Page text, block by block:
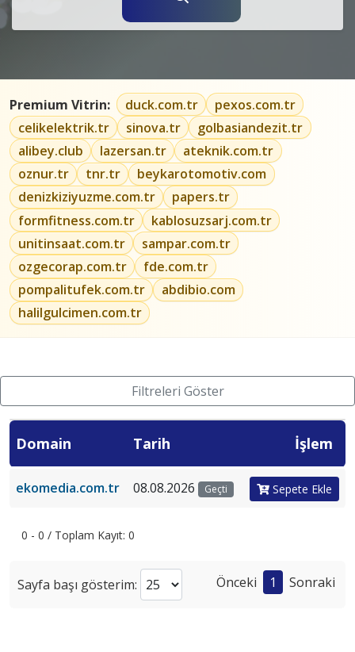
Premium Vitrin: duck.com.tr
pexos.com.tr
celikelektrik.tr
sinova.tr
golbasiandezit.tr
alibey.club
lazersan.tr
ateknik.com.tr
oznur.tr
tnr.tr
beykarotomotiv.com
denizkiziyuzme.com.tr
papers.tr
formfitness.com.tr
kablosuzsarj.com.tr
unitinsaat.com.tr
sampar.com.tr
ozgecorap.com.tr
fde.com.tr
pompalitufek.com.tr
abdibio.com
halilgulcimen.com.tr
Filtreleri Göster
Domain Tarih İşlem
ekomedia.com.tr 08.08.2026 Geçti Sepete Ekle
0 - 0 / Toplam Kayıt: 0
Sayfa başı gösterim: Önceki 1 Sonraki